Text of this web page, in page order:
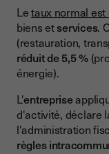
Letaux normal est
biens etservices.
(restauration,
réduit de 5,5 %
énergie).
L'entreprise
d'activité, déclare
l'administration
règles